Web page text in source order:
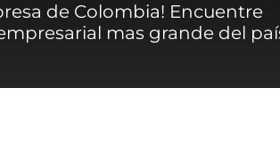
de Colombia! Encuentre
mas grande del